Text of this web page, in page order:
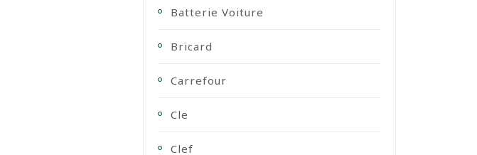
Batterie Voiture
Bricard
Carrefour
Cle
Clef